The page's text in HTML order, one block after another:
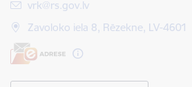
E-pasts:
vrk@rs.gov.lv
Zavoloko iela 8, Rēzekne, LV-4601